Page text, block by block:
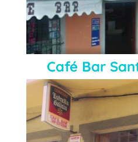
Café Bar